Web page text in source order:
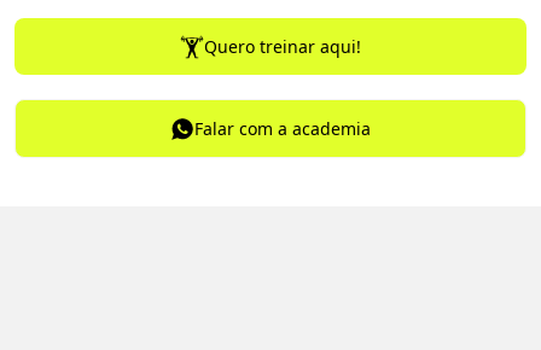
Quero treinar aqui!
Falar com a academia